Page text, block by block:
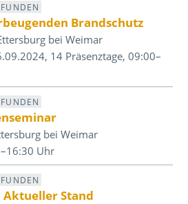
Brandschutz
bei Weimar
14 Präsenztage, 09:00–
bei Weimar
Uhr
Aktueller Stand